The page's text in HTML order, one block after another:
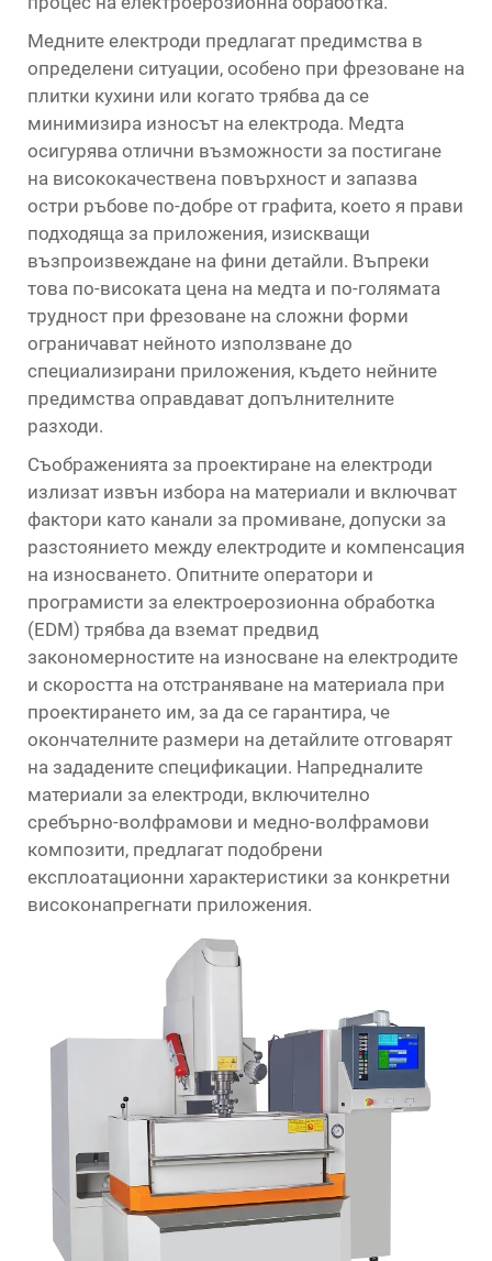
Медните електроди предлагат предимства в
определени ситуации, особено при фрезоване на
плитки кухини или когато трябва да се
минимизира износът на електрода. Медта
осигурява отлични възможности за постигане
на висококачествена повърхност и запазва
остри ръбове по-добре от графита, което я прави
подходяща за приложения, изискващи
възпроизвеждане на фини детайли. Въпреки
това по-високата цена на медта и по-голямата
трудност при фрезоване на сложни форми
ограничават нейното използване до
специализирани приложения, където нейните
предимства оправдават допълнителните
разходи.
Съображенията за проектиране на електроди
излизат извън избора на материали и включват
фактори като канали за промиване, допуски за
разстоянието между електродите и компенсация
на износването. Опитните оператори и
програмисти за електроерозионна обработка
(EDM) трябва да вземат предвид
закономерностите на износване на електродите
и скоростта на отстраняване на материала при
проектирането им, за да се гарантира, че
окончателните размери на детайлите отговарят
на зададените спецификации. Напредналите
материали за електроди, включително
сребърно-волфрамови и медно-волфрамови
композити, предлагат подобрени
експлоатационни характеристики за конкретни
високонапрегнати приложения.